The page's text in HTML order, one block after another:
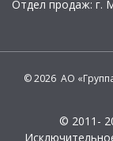
Отдел продаж: г.
© 2026 АО
© 2011-